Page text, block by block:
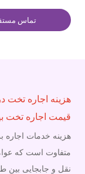
تماس
قیمت اجاره تخت
هزینه خدمات
متفاوت است که
نقل و جابجایی بین